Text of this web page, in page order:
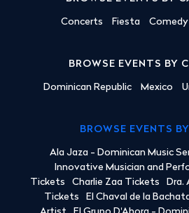
Concerts Fiesta Comedy
BROWSE EVENTS BY
Dominican Republic Mexico
BROWSE EVENTS
Ala Jaza - Dominican Music
Innovative Musician and
Tickets
Charlie Zaa Tickets Dra.
Tickets
El Chaval de la